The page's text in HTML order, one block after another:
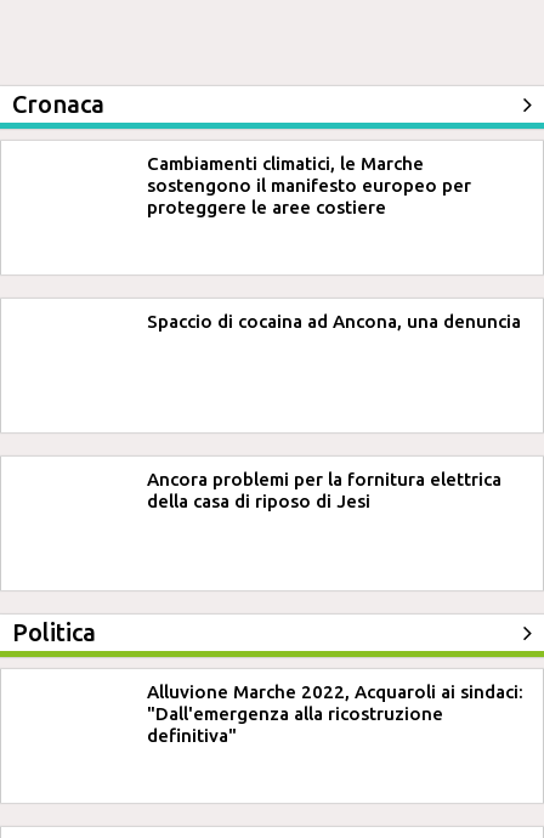
Cronaca
Cambiamenti climatici, le Marche
sostengono il manifesto europeo per
proteggere le aree costiere
Spaccio di cocaina ad Ancona, una denuncia
Ancora problemi per la fornitura elettrica
della casa di riposo di Jesi
Politica
Alluvione Marche 2022, Acquaroli ai sindaci:
"Dall'emergenza alla ricostruzione
definitiva"